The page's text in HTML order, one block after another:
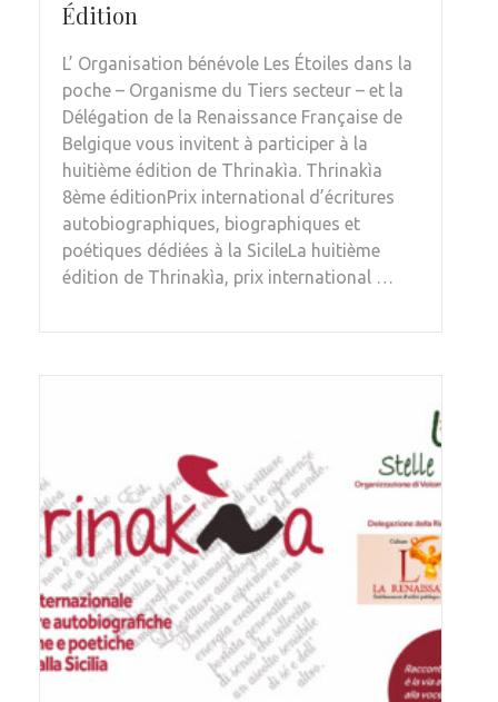
Édition
L’ Organisation bénévole Les Étoiles dans la
poche – Organisme du Tiers secteur – et la
Délégation de la Renaissance Française de
Belgique vous invitent à participer à la
huitième édition de Thrinakìa. Thrinakìa
8ème éditionPrix international d’écritures
autobiographiques, biographiques et
poétiques dédiées à la SicileLa huitième
édition de Thrinakìa, prix international …